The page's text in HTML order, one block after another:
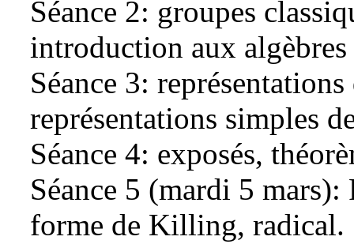
Séance 2: groupes
introduction aux
Séance 3:
représentations simples
Séance 4: exposés,
Séance 5 (mardi 5
forme de Killing, radical.